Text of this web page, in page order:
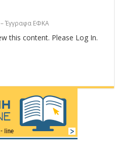
– Έγγραφα ΕΦΚΑ
this content. Please Log In.